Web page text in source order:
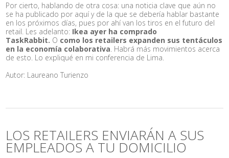
Por cierto, hablando de otra cosa: una noticia clave que aún no
se ha publicado por aquí y de la que se debería hablar bastante
en los próximos días, pues por ahí van los tiros en el futuro del
retail. Les adelanto: Ikea ayer ha comprado
TaskRabbit. O como los retailers expanden sus tentáculos
en la economía colaborativa. Habrá más movimientos acerca
de esto. Lo expliqué en mi conferencia de Lima.
Autor: Laureano Turienzo
LOS RETAILERS ENVIARÁN A SUS
EMPLEADOS A TU DOMICILIO